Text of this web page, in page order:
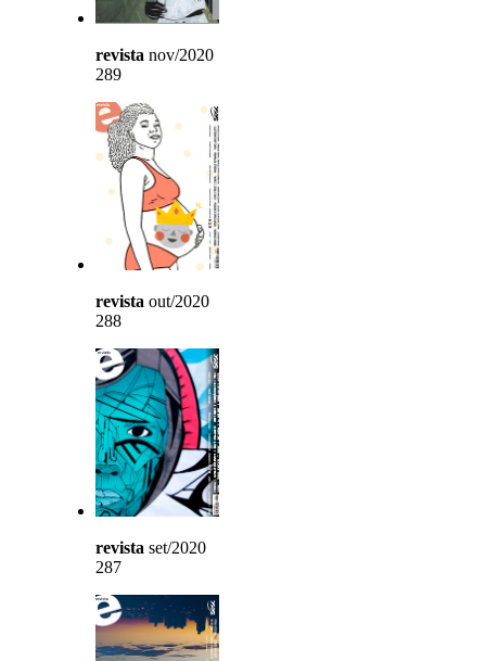
revista nov/2020
289
revista out/2020
288
revista set/2020
287